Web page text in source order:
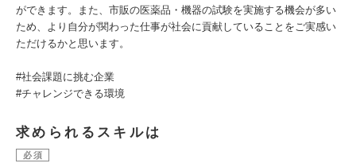
ができます。また、市販の医薬品・機器の試験を実施する機会が多い
ため、より自分が関わった仕事が社会に貢献していることをご実感い
ただけるかと思います。
#社会課題に挑む企業
#チャレンジできる環境
求められるスキルは
必須